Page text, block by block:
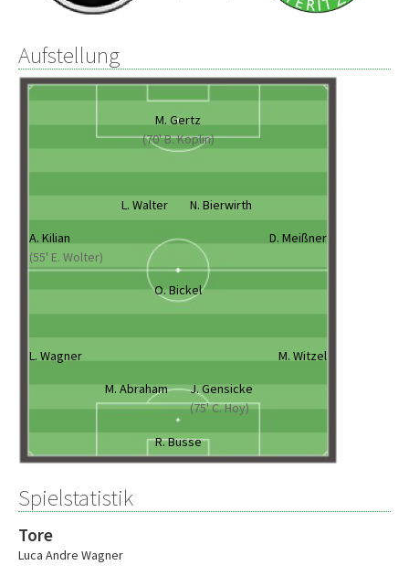
Aufstellung
M. Gertz
(70' B. Koplin)
L. Walter
N. Bierwirth
A. Kilian
(55' E. Wolter)
D. Meißner
O. Bickel
L. Wagner
M. Witzel
M. Abraham
J. Gensicke
(75' C. Hoy)
R. Busse
Spielstatistik
Tore
Luca Andre Wagner